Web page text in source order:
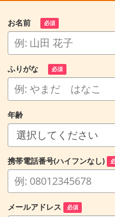
お名前 必須
ふりがな 必須
年齢
携帯電話番号(ハイフンなし)
メールアドレス 必須